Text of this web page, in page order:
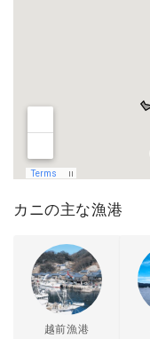
カニの主な漁港
越前漁港